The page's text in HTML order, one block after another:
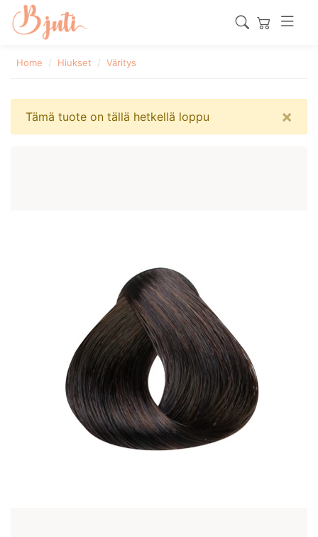
Home Hiukset Väritys
Tämä tuote on tällä hetkellä loppu ×